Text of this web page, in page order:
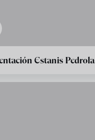
Estanis Pedrola